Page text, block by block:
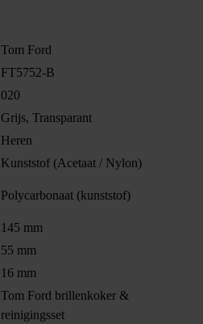
Tom Ford
FT5752-B
020
Grijs, Transparant
Heren
Kunststof (Acetaat / Nylon)
Polycarbonaat (kunststof)
145 mm
55 mm
16 mm
Tom Ford brillenkoker &
reinigingsset